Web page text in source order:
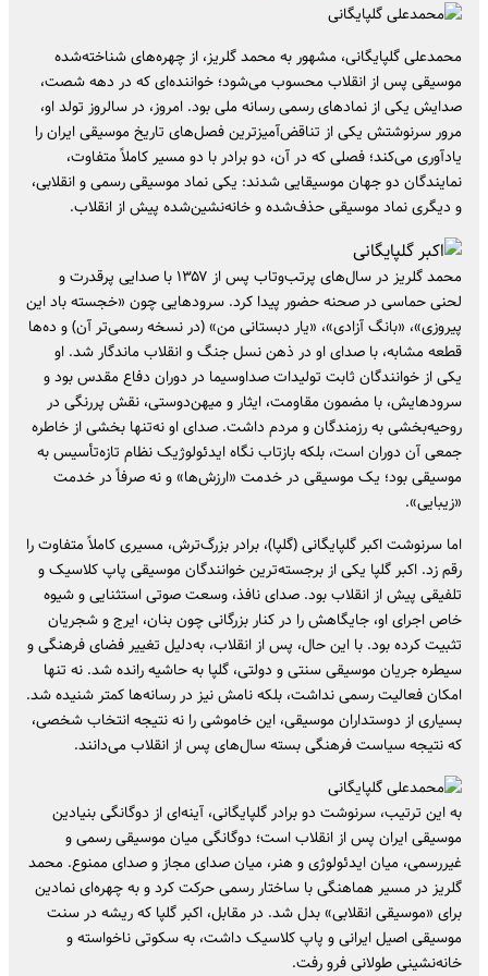
محمدعلی گلپایگانی، مشهور به محمد گلریز، از چهره‌های شناخته‌شده‌
موسیقی پس از انقلاب محسوب می‌شود؛ خواننده‌ای که در دهه‌ شصت،
صدایش یکی از نمادهای رسمی رسانه ملی بود. امروز، در سالروز تولد او،
مرور سرنوشتش یکی از تناقض‌آمیزترین فصل‌های تاریخ موسیقی ایران را
یادآوری می‌کند؛ فصلی که در آن، دو برادر با دو مسیر کاملاً متفاوت،
نمایندگان دو جهان موسیقایی شدند: یکی نماد موسیقی رسمی و انقلابی،
و دیگری نماد موسیقی حذف‌شده و خانه‌نشین‌شده‌ پیش از انقلاب.
محمد گلریز در سال‌های پرتب‌و‌تاب پس از ۱۳۵۷ با صدایی پرقدرت و
لحنی حماسی در صحنه حضور پیدا کرد. سرودهایی چون «خجسته باد این
پیروزی»، «بانگ آزادی»، «یار دبستانی من» (در نسخه رسمی‌تر آن) و ده‌ها
قطعه‌ مشابه، با صدای او در ذهن نسل جنگ و انقلاب ماندگار شد. او
یکی از خوانندگان ثابت تولیدات صداوسیما در دوران دفاع مقدس بود و
سرودهایش، با مضمون مقاومت، ایثار و میهن‌دوستی، نقش پررنگی در
روحیه‌بخشی به رزمندگان و مردم داشت. صدای او نه‌تنها بخشی از خاطره‌
جمعی آن دوران است، بلکه بازتاب نگاه ایدئولوژیک نظام تازه‌تأسیس به
موسیقی بود؛ یک موسیقی‌ در خدمت «ارزش‌ها» و نه صرفاً در خدمت
«زیبایی».
اما سرنوشت اکبر گلپایگانی (گلپا)، برادر بزرگ‌ترش، مسیری کاملاً متفاوت را
رقم زد. اکبر گلپا یکی از برجسته‌ترین خوانندگان موسیقی پاپ کلاسیک و
تلفیقی پیش از انقلاب بود. صدای نافذ، وسعت صوتی استثنایی و شیوه‌
خاص اجرای او، جایگاهش را در کنار بزرگانی چون بنان، ایرج و شجریان
تثبیت کرده بود. با این حال، پس از انقلاب، به‌دلیل تغییر فضای فرهنگی و
سیطره‌ جریان موسیقی سنتی و دولتی، گلپا به حاشیه رانده شد. نه تنها
امکان فعالیت رسمی نداشت، بلکه نامش نیز در رسانه‌ها کمتر شنیده شد.
بسیاری از دوستداران موسیقی، این خاموشی را نه نتیجه‌ انتخاب شخصی،
که نتیجه‌ سیاست فرهنگی بسته‌ سال‌های پس از انقلاب می‌دانند.
به این ترتیب، سرنوشت دو برادر گلپایگانی، آینه‌ای از دوگانگی بنیادین
موسیقی ایران پس از انقلاب است؛ دوگانگی میان موسیقی رسمی و
غیررسمی، میان ایدئولوژی و هنر، میان صدای مجاز و صدای ممنوع. محمد
گلریز در مسیر هماهنگی با ساختار رسمی حرکت کرد و به چهره‌ای نمادین
برای «موسیقی انقلابی» بدل شد. در مقابل، اکبر گلپا که ریشه در سنت
موسیقی اصیل ایرانی و پاپ کلاسیک داشت، به سکوتی ناخواسته و
خانه‌نشینی طولانی فرو رفت.